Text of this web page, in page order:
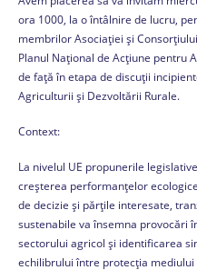
ora 1000, la o întâlnire de lucru,
membrilor Asociației și
Planul Național de Acțiune pentru
de față în etapa de discuții
Agriculturii și Dezvoltării Rurale.
Context:
La nivelul UE propunerile
creșterea performanțelor
de decizie și părțile interesate,
sustenabile va însemna provocări
sectorului agricol și identificarea
echilibrului între protecția